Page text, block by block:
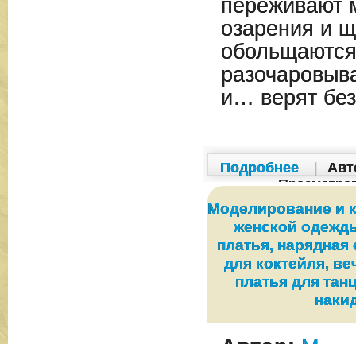
переживают
озарения и
и… верят
Подробнее
Моделирование и
женской
платья,
для коктейля,
платья для